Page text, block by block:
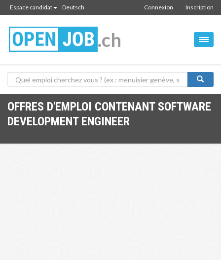
Espace candidat Deutsch Inscription
Connexion
.ch
OFFRES D'EMPLOI CONTENANT SOFTWARE
DEVELOPMENT ENGINEER